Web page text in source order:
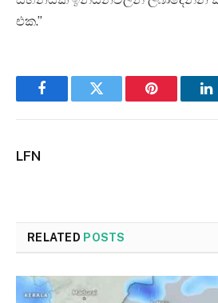
එක.”
FacebookTwitter Pinterest
LFN
RELATED POSTS